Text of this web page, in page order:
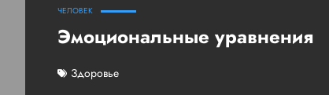
ЧЕЛОВЕК
Эмоциональные уравнения
Здоровье